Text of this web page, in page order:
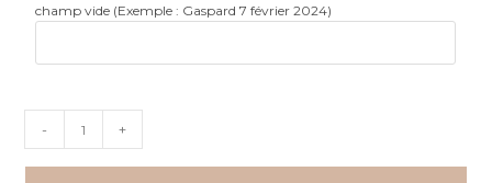
champ vide (Exemple : Gaspard 7 février 2024)
Cirque
- +